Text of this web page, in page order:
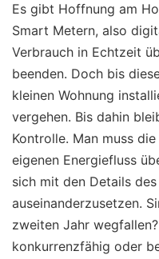
Es gibt Hoffnung am
Smart Metern, also
Verbrauch in Echtzeit
beenden. Doch bis
kleinen Wohnung
vergehen. Bis dahin
Kontrolle. Man muss
eigenen Energiefluss
sich mit den Details
auseinanderzusetzen.
zweiten Jahr
konkurrenzfähig oder